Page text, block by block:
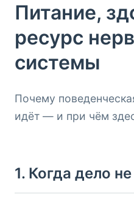
Питание,
ресурс
системы
Почему
идёт — и при чём
1. Когда дело